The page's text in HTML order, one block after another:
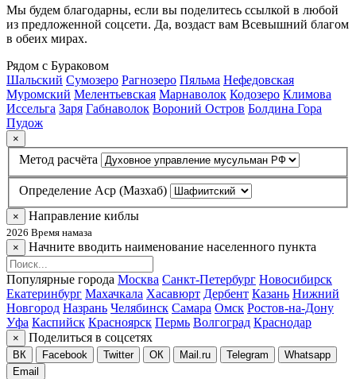
Мы будем благодарны, если вы поделитесь ссылкой в любой
из предложенной соцсети. Да, воздаст вам Всевышний благом
в обеих мирах.
Рядом с Бураковом
Шальский Сумозеро Рагнозеро Пяльма Нефедовская
Муромский Мелентьевская Марнаволок Кодозеро Климова
Иссельга Заря Габнаволок Вороний Остров Болдина Гора
Пудож
×
Метод расчёта
Определение Аср (Мазхаб)
× Направление киблы
2026 Время намаза
×
Начните вводить наименование населенного пункта
Популярные города Москва Санкт-Петербург Новосибирск
Екатеринбург Махачкала Хасавюрт Дербент Казань Нижний
Новгород Назрань Челябинск Самара Омск Ростов-на-Дону
Уфа Каспийск Красноярск Пермь Волгоград Краснодар
× Поделиться в соцсетях
ВК Facebook Twitter ОК Mail.ru Telegram
Whatsapp
Email